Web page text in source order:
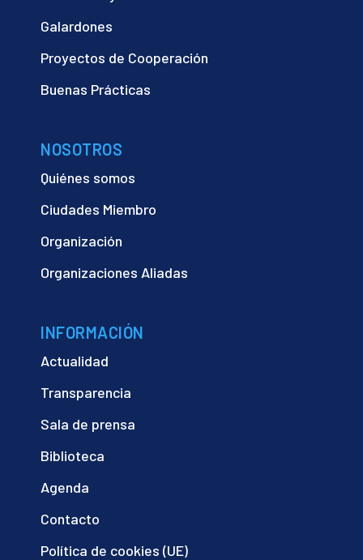
Galardones
Proyectos de Cooperación
Buenas Prácticas
NOSOTROS
Quiénes somos
Ciudades Miembro
Organización
Organizaciones Aliadas
INFORMACIÓN
Actualidad
Transparencia
Sala de prensa
Biblioteca
Agenda
Contacto
Política de cookies (UE)